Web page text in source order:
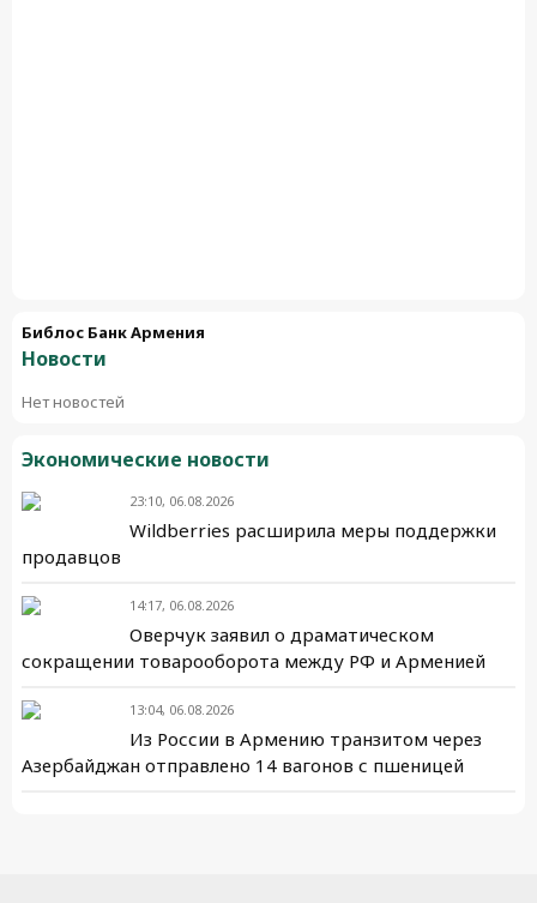
Библос Банк Армения
Новости
Нет новостей
Экономические новости
23:10, 06.08.2026
Wildberries расширила меры поддержки
продавцов
14:17, 06.08.2026
Оверчук заявил о драматическом
сокращении товарооборота между РФ и Арменией
13:04, 06.08.2026
Из России в Армению транзитом через
Азербайджан отправлено 14 вагонов с пшеницей